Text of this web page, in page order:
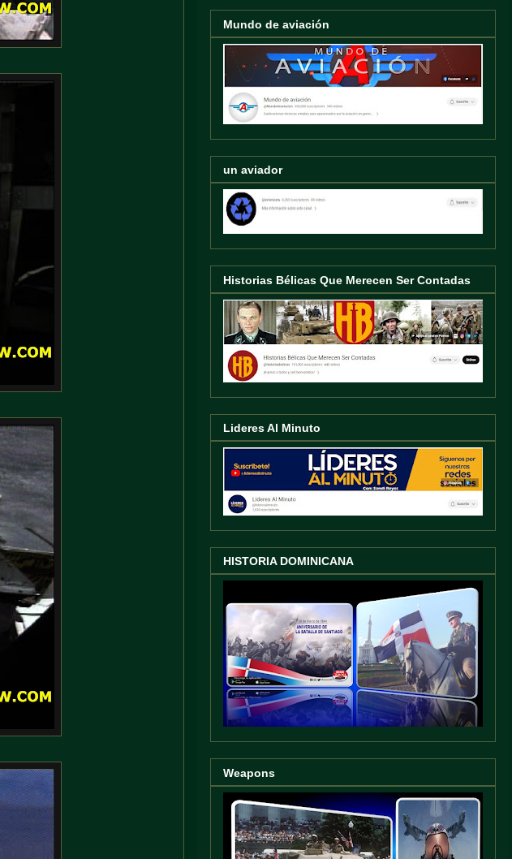
Mundo de aviación
un aviador
Historias Bélicas Que Merecen Ser Contadas
Lideres Al Minuto
HISTORIA DOMINICANA
Weapons